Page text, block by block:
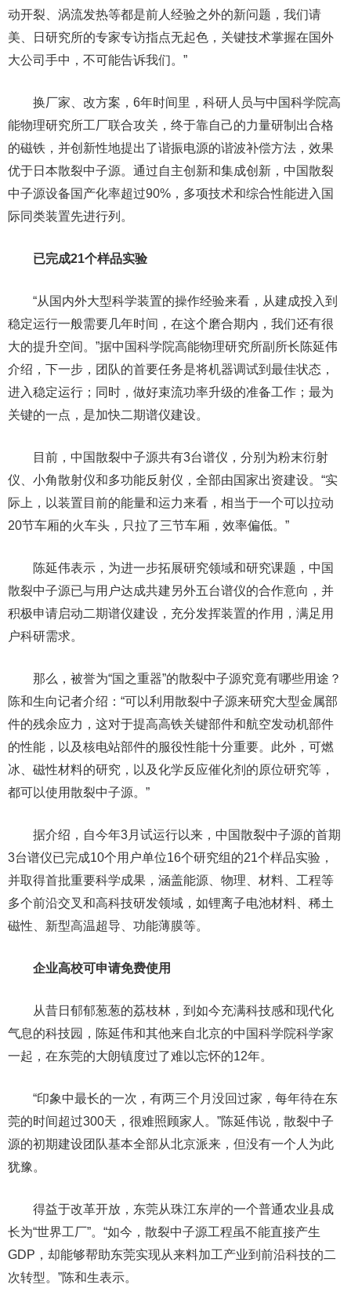
动开裂、涡流发热等都是前人经验之外的新问题，我们请
美、日研究所的专家专访指点无起色，关键技术掌握在国外
大公司手中，不可能告诉我们。”
换厂家、改方案，6年时间里，科研人员与中国科学院高
能物理研究所工厂联合攻关，终于靠自己的力量研制出合格
的磁铁，并创新性地提出了谐振电源的谐波补偿方法，效果
优于日本散裂中子源。通过自主创新和集成创新，中国散裂
中子源设备国产化率超过90%，多项技术和综合性能进入国
际同类装置先进行列。
已完成21个样品实验
“从国内外大型科学装置的操作经验来看，从建成投入到
稳定运行一般需要几年时间，在这个磨合期内，我们还有很
大的提升空间。”据中国科学院高能物理研究所副所长陈延伟
介绍，下一步，团队的首要任务是将机器调试到最佳状态，
进入稳定运行；同时，做好束流功率升级的准备工作；最为
关键的一点，是加快二期谱仪建设。
目前，中国散裂中子源共有3台谱仪，分别为粉末衍射
仪、小角散射仪和多功能反射仪，全部由国家出资建设。“实
际上，以装置目前的能量和运力来看，相当于一个可以拉动
20节车厢的火车头，只拉了三节车厢，效率偏低。”
陈延伟表示，为进一步拓展研究领域和研究课题，中国
散裂中子源已与用户达成共建另外五台谱仪的合作意向，并
积极申请启动二期谱仪建设，充分发挥装置的作用，满足用
户科研需求。
那么，被誉为“国之重器”的散裂中子源究竟有哪些用途？
陈和生向记者介绍：“可以利用散裂中子源来研究大型金属部
件的残余应力，这对于提高高铁关键部件和航空发动机部件
的性能，以及核电站部件的服役性能十分重要。此外，可燃
冰、磁性材料的研究，以及化学反应催化剂的原位研究等，
都可以使用散裂中子源。”
据介绍，自今年3月试运行以来，中国散裂中子源的首期
3台谱仪已完成10个用户单位16个研究组的21个样品实验，
并取得首批重要科学成果，涵盖能源、物理、材料、工程等
多个前沿交叉和高科技研发领域，如锂离子电池材料、稀土
磁性、新型高温超导、功能薄膜等。
企业高校可申请免费使用
从昔日郁郁葱葱的荔枝林，到如今充满科技感和现代化
气息的科技园，陈延伟和其他来自北京的中国科学院科学家
一起，在东莞的大朗镇度过了难以忘怀的12年。
“印象中最长的一次，有两三个月没回过家，每年待在东
莞的时间超过300天，很难照顾家人。”陈延伟说，散裂中子
源的初期建设团队基本全部从北京派来，但没有一个人为此
犹豫。
得益于改革开放，东莞从珠江东岸的一个普通农业县成
长为“世界工厂”。“如今，散裂中子源工程虽不能直接产生
GDP，却能够帮助东莞实现从来料加工产业到前沿科技的二
次转型。”陈和生表示。